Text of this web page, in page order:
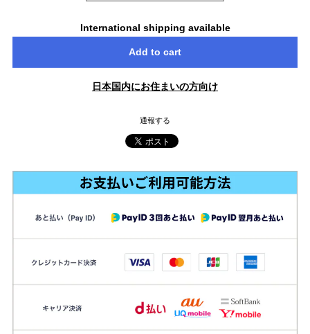
International shipping available
Add to cart
日本国内にお住まいの方向け
通報する